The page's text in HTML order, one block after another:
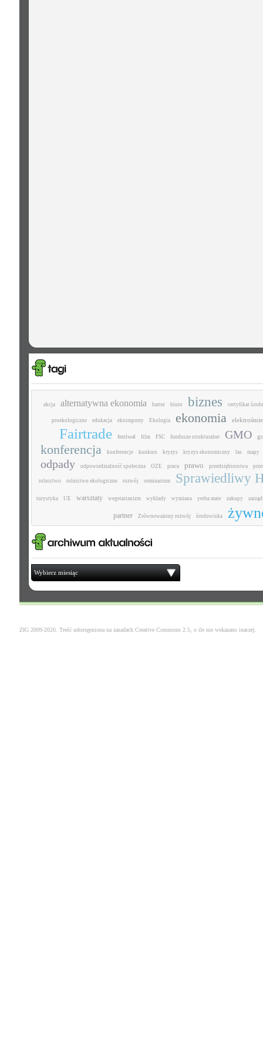
akcja alternatywna ekonomia barter biuro biznes certyfikat
proekologiczne edukacja ekoimprezy Ekologia ekonomia
Fairtrade festiwal film FSC fundusze strukturalne GMO
konferencja konferencje konkurs kryzys kryzys ekonomiczny las mapy
odpady odpowiedzialność społeczna OZE praca prawo przedsiębiorstwa
rolnictwo rolnictwo ekologiczne rozwój seminarium Sprawiedliwy
turystyka UE warsztaty wegetarianizm wykłady wymiana yerba mate zakupy
partner Zrównoważony rozwój środowiska
Wybierz miesiąc
ZIG 2009-2026. Treść udostępniona na zasadach Creative Commons 2.5 , o ile nie wskazano inaczej.